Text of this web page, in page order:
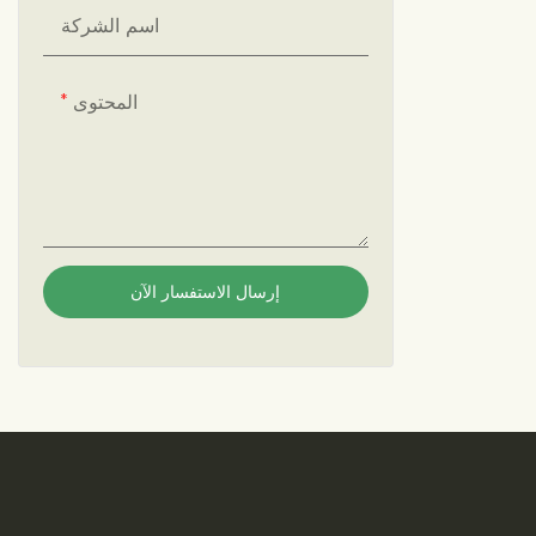
اسم الشركة
المحتوى
إرسال الاستفسار الآن